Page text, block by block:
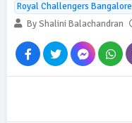
Royal Challengers Bangalore
By Shalini Balachandran